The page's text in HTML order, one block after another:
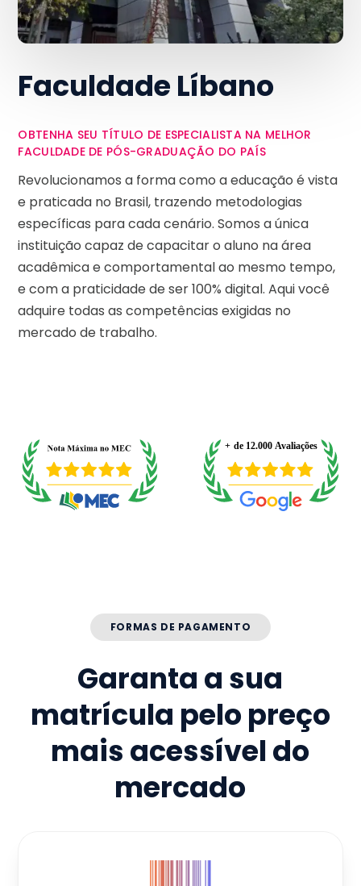
Faculdade Líbano
OBTENHA SEU TÍTULO DE ESPECIALISTA NA MELHOR
FACULDADE DE PÓS-GRADUAÇÃO DO PAÍS
Revolucionamos a forma como a educação é vista
e praticada no Brasil, trazendo metodologias
específicas para cada cenário. Somos a única
instituição capaz de capacitar o aluno na área
acadêmica e comportamental ao mesmo tempo,
e com a praticidade de ser 100% digital. Aqui você
adquire todas as competências exigidas no
mercado de trabalho.
FORMAS DE PAGAMENTO
Garanta a sua
matrícula pelo preço
mais acessível do
mercado